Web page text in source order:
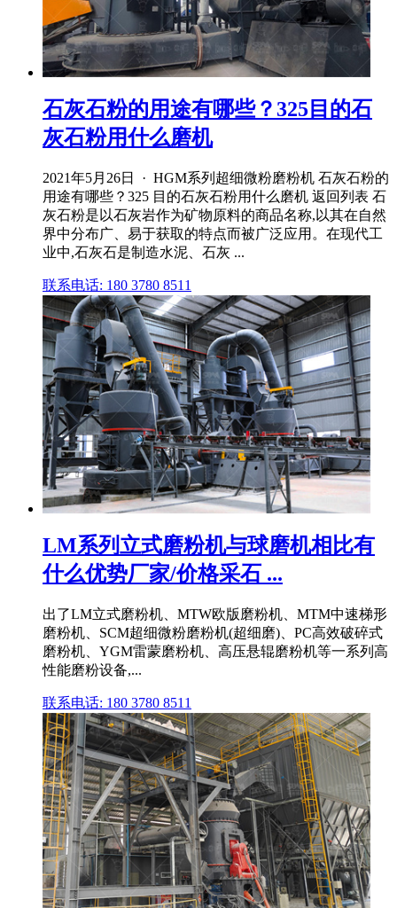
石灰石粉的用途有哪些？325目的石
灰石粉用什么磨机
2021年5月26日 · HGM系列超细微粉磨粉机 石灰石粉的
用途有哪些？325 目的石灰石粉用什么磨机 返回列表 石
灰石粉是以石灰岩作为矿物原料的商品名称,以其在自然
界中分布广、易于获取的特点而被广泛应用。在现代工
业中,石灰石是制造水泥、石灰 ...
联系电话: 180 3780 8511
LM系列立式磨粉机与球磨机相比有
什么优势厂家/价格采石 ...
出了LM立式磨粉机、MTW欧版磨粉机、MTM中速梯形
磨粉机、SCM超细微粉磨粉机(超细磨)、PC高效破碎式
磨粉机、YGM雷蒙磨粉机、高压悬辊磨粉机等一系列高
性能磨粉设备,...
联系电话: 180 3780 8511